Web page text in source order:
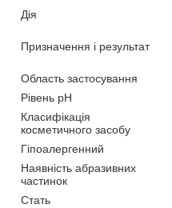
Дія
Призначення і результат
Область застосування
Рівень pH
Класифікація
косметичного засобу
Гіпоалергенний
Наявність абразивних
частинок
Стать